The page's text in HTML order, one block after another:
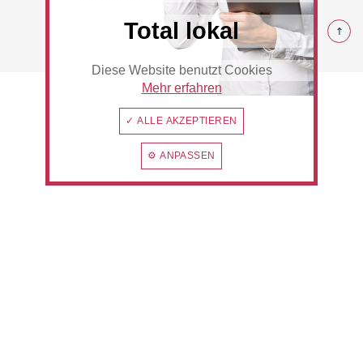
Beauty & Wellness Auto
Handwerk Sport & Freizeit
© 2026 Rommerskirchen
Total lokal
Diese Website benutzt Cookies
Mehr erfahren
✓ ALLE AKZEPTIEREN
⚙ ANPASSEN